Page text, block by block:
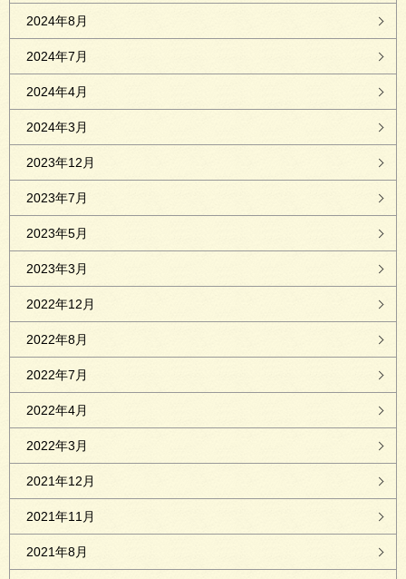
2024年8月
2024年7月
2024年4月
2024年3月
2023年12月
2023年7月
2023年5月
2023年3月
2022年12月
2022年8月
2022年7月
2022年4月
2022年3月
2021年12月
2021年11月
2021年8月